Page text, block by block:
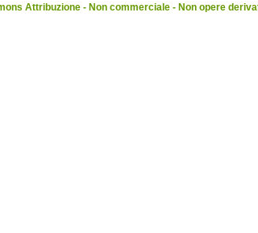
Attribuzione - Non commerciale - Non opere